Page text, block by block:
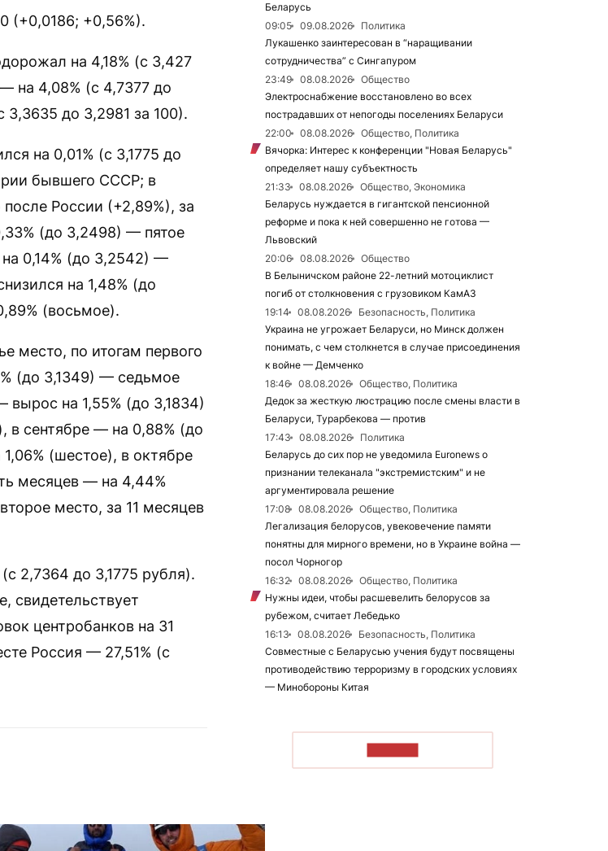
(+0,0186; +0,56%).
на 4,18% (с 3,427
на 4,08% (с 4,7377 до
3,3635 до 3,2981 за 100).
на 0,01% (с 3,1775 до
бывшего СССР; в
России (+2,89%), за
(до 3,2498) — пятое
0,14% (до 3,2542) —
на 1,48% (до
(восьмое).
место, по итогам первого
(до 3,1349) — седьмое
вырос на 1,55% (до 3,1834)
в сентябре — на 0,88% (до
(шестое), в октябре
месяцев — на 4,44%
место, за 11 месяцев
2,7364 до 3,1775 рубля).
свидетельствует
центробанков на 31
Россия — 27,51% (с
Беларусь
09:05
09.08.2026
Политика
Лукашенко заинтересован в “наращивании
сотрудничества” с Сингапуром
23:49
08.08.2026
Общество
Электроснабжение восстановлено во всех
пострадавших от непогоды поселениях Беларуси
22:00
08.08.2026
Общество, Политика
Вячорка: Интерес к конференции "Новая Беларусь"
определяет нашу субъектность
21:33
08.08.2026
Общество, Экономика
Беларусь нуждается в гигантской пенсионной
реформе и пока к ней совершенно не готова —
Львовский
20:06
08.08.2026
Общество
В Белыничском районе 22-летний мотоциклист
погиб от столкновения с грузовиком КамАЗ
19:14
08.08.2026
Безопасность, Политика
Украина не угрожает Беларуси, но Минск должен
понимать, с чем столкнется в случае присоединения
к войне — Демченко
18:46
08.08.2026
Общество, Политика
Дедок за жесткую люстрацию после смены власти в
Беларуси, Турарбекова — против
17:43
08.08.2026
Политика
Беларусь до сих пор не уведомила Euronews о
признании телеканала "экстремистским" и не
аргументировала решение
17:08
08.08.2026
Общество, Политика
Легализация белорусов, увековечение памяти
понятны для мирного времени, но в Украине война —
посол Чорногор
16:32
08.08.2026
Общество, Политика
Нужны идеи, чтобы расшевелить белорусов за
рубежом, считает Лебедько
16:13
08.08.2026
Безопасность, Политика
Совместные с Беларусью учения будут посвящены
противодействию терроризму в городских условиях
— Минобороны Китая